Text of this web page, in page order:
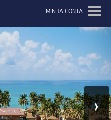
MINHA CONTA
›